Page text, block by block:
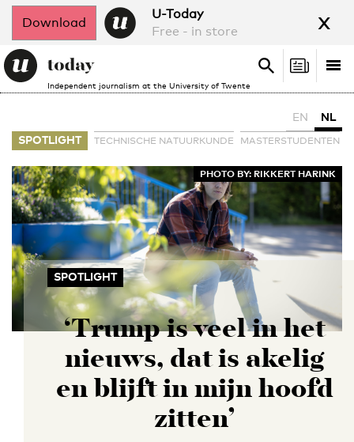
Download
U-Today
Free - in store
x
Independent journalism at the University of Twente
Search
Search
EN
NL
SPOTLIGHT
TECHNISCHE NATUURKUNDE MASTERSTUDENTEN
PHOTO BY: RIKKERT HARINK
SPOTLIGHT
‘Trump is veel in het
nieuws, dat is akelig
en blijft in mijn hoofd
zitten’